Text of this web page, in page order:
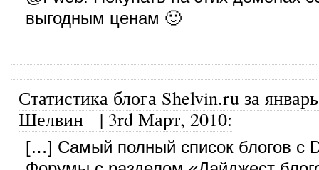
выгодным ценам 🙂
Статистика блога Shelvin.ru за
Шелвин|3rd Март, 2010:
[…] Самый полный список блогов с